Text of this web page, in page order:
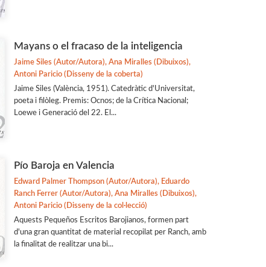
Mayans o el fracaso de la inteligencia
Jaime Siles (Autor/Autora), Ana Miralles (Dibuixos),
Antoni Paricio (Disseny de la coberta)
Jaime Siles (València, 1951). Catedràtic d'Universitat,
poeta i filòleg. Premis: Ocnos; de la Crítica Nacional;
Loewe i Generació del 22. El...
Pío Baroja en Valencia
Edward Palmer Thompson (Autor/Autora), Eduardo
Ranch Ferrer (Autor/Autora), Ana Miralles (Dibuixos),
Antoni Paricio (Disseny de la col·lecció)
Aquests Pequeños Escritos Barojianos, formen part
d'una gran quantitat de material recopilat per Ranch, amb
la finalitat de realitzar una bi...